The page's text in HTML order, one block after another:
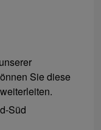
Sie diese
Süd